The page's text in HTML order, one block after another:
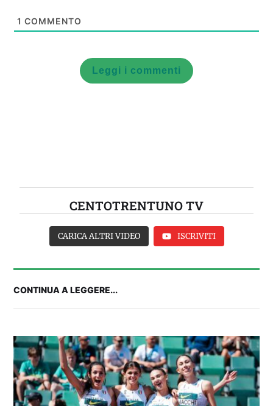
1 COMMENTO
Leggi i commenti
CENTOTRENTUNO TV
2° TROFEO RIVA | IL POST-PARTITA: commenta
con noi il match tra Cagliari e Nizza
CARICA ALTRI VIDEO ISCRIVITI
CONTINUA A LEGGERE...